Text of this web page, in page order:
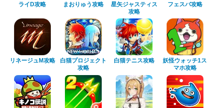
ライD攻略 まおりゅう攻略
星矢ジャスティス
攻略
フェスバ攻略
リネージュM攻略
白猫プロジェクト
攻略
白猫テニス攻略
妖怪ウォッチ1ス
マホ攻略